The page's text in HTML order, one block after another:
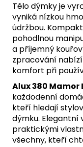
Tělo dýmky je
vyniká nízkou
údržbou.
pohodlnou
a příjemný
zpracování
komfort při
Alux 380 Mamor
každodenní
kteří hledají
dýmku. Elegantní
praktickými
všechny, kteří